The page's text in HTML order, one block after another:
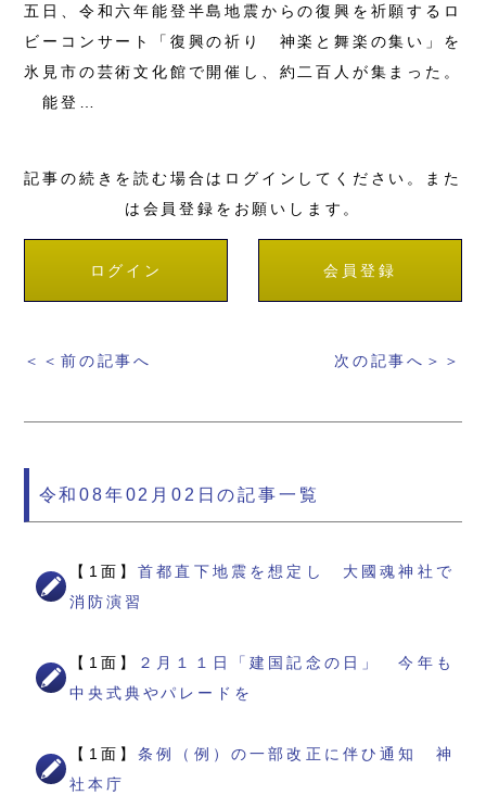
五日、令和六年能登半島地震からの復興を祈願するロ
ビーコンサート「復興の祈り 神楽と舞楽の集い」を
氷見市の芸術文化館で開催し、約二百人が集まった。
能登…
記事の続きを読む場合はログインしてください。また
は会員登録をお願いします。
ログイン 会員登録
＜＜前の記事へ 次の記事へ＞＞
令和08年02月02日の記事一覧
【1面】首都直下地震を想定し 大國魂神社で
消防演習
【1面】
２月１１日「建国記念の日」 今年も
中央式典やパレードを
【1面】条例（例）の一部改正に伴ひ通知 神
社本庁